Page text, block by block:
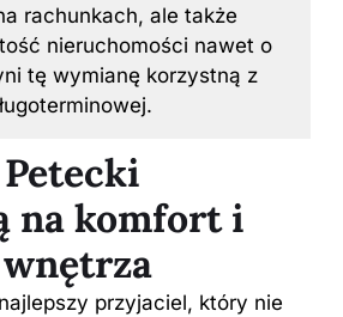
rachunkach, ale także
nieruchomości nawet o
tę wymianę korzystną z
na komfort i
przyjaciel, który nie